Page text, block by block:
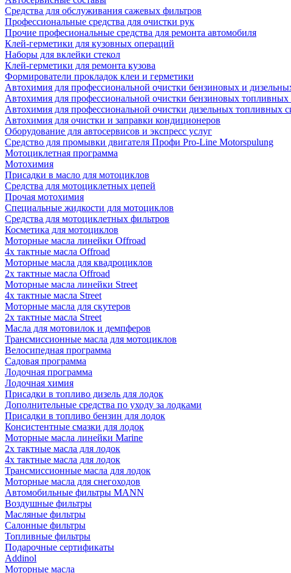
Средства для обслуживания сажевых фильтров
Профессиональные средства для очистки рук
Прочие професиональные средства для ремонта автомобиля
Клей-герметики для кузовных операций
Наборы для вклейки стекол
Клей-герметики для ремонта кузова
Формирователи прокладок клеи и герметики
Автохимия для профессиональной очистки бензиновых и
Автохимия для профессиональной очистки бензиновых топливных
Автохимия для профессиональной очистки дизельных топливных
Автохимия для очистки и заправки кондиционеров
Оборудование для автосервисов и экспресс услуг
Средство для промывки двигателя Профи Pro-Line Motorspulung
Мотоциклетная программа
Мотохимия
Присадки в масло для мотоциклов
Средства для мотоциклетных цепей
Прочая мотохимия
Специальные жидкости для мотоциклов
Средства для мотоциклетных фильтров
Косметика для мотоциклов
Моторные масла линейки Offroad
4х тактные масла Offroad
Моторные масла для квадроциклов
2х тактные масла Offroad
Моторные масла линейки Street
4х тактные масла Street
Моторные масла для скутеров
2х тактные масла Street
Масла для мотовилок и демпферов
Трансмиссионные масла для мотоциклов
Велосипедная программа
Садовая программа
Лодочная программа
Лодочная химия
Присадки в топливо дизель для лодок
Дополнительные средства по уходу за лодками
Присадки в топливо бензин для лодок
Консистентные смазки для лодок
Моторные масла линейки Marine
2х тактные масла для лодок
4х тактные масла для лодок
Трансмиссионные масла для лодок
Моторные масла для снегоходов
Автомобильные фильтры MANN
Воздушные фильтры
Масляные фильтры
Салонные фильтры
Топливные фильтры
Подарочные сертификаты
Addinol
Моторные масла